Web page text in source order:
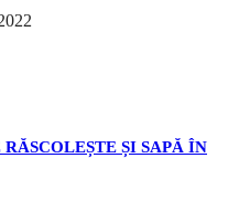
ȘI SAPĂ ÎN